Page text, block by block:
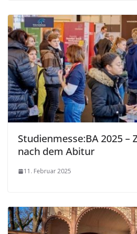
Studienmesse:BA 2025 –
nach dem Abitur
11. Februar 2025